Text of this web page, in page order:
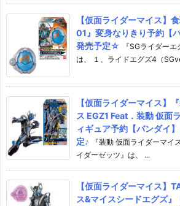
【仮面ライダーマイス】
01』変身なりきり予約【
発売予定☆
『SGライダー
は、 １、ライドエグズ4（
【仮面ライダーマイス】
ス EGZ1 Feat．装動 仮面
ィギュア予約【バンダイ
定♪
『装動 仮面ライダーマイ
イダーゼッツ』は、 ...
【仮面ライダーマイス】
ス&マイスシードエグズ』